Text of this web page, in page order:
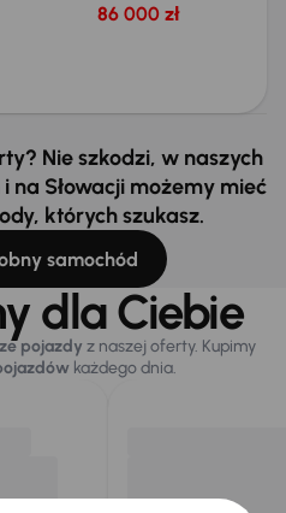
86 000 zł
Nie szkodzi, w naszych
na Słowacji możemy mieć
których szukasz.
samochód
dla Ciebie
pojazdy z naszej oferty. Kupimy
każdego dnia.